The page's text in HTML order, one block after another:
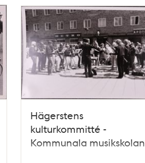
Hägerstens
kulturkommitté -
Kommunala musikskolan